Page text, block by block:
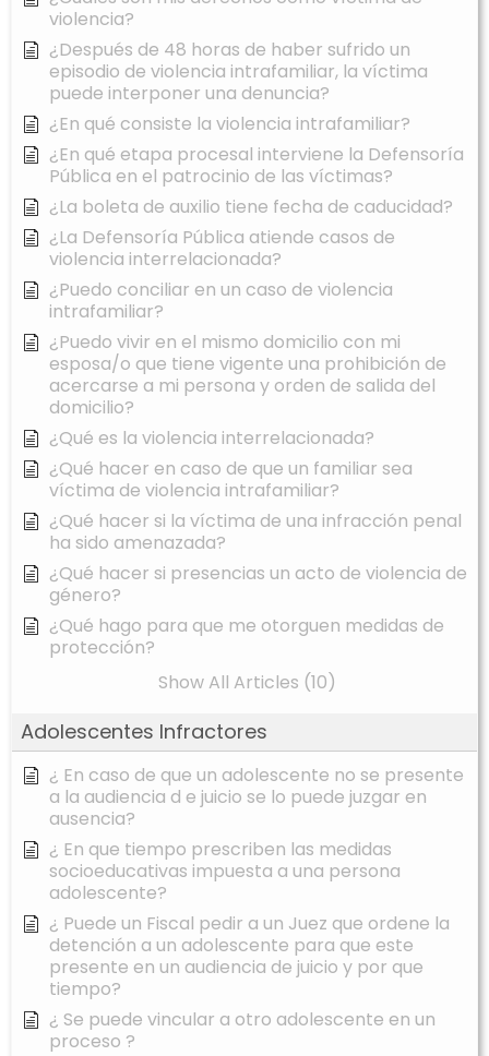
violencia?
¿Después de 48 horas de haber sufrido un
episodio de violencia intrafamiliar, la víctima
puede interponer una denuncia?
¿En qué consiste la violencia intrafamiliar?
¿En qué etapa procesal interviene la Defensoría
Pública en el patrocinio de las víctimas?
¿La boleta de auxilio tiene fecha de caducidad?
¿La Defensoría Pública atiende casos de
violencia interrelacionada?
¿Puedo conciliar en un caso de violencia
intrafamiliar?
¿Puedo vivir en el mismo domicilio con mi
esposa/o que tiene vigente una prohibición de
acercarse a mi persona y orden de salida del
domicilio?
¿Qué es la violencia interrelacionada?
¿Qué hacer en caso de que un familiar sea
víctima de violencia intrafamiliar?
¿Qué hacer si la víctima de una infracción penal
ha sido amenazada?
¿Qué hacer si presencias un acto de violencia de
género?
¿Qué hago para que me otorguen medidas de
protección?
Show All Articles (10)
Adolescentes Infractores
¿ En caso de que un adolescente no se presente
a la audiencia d e juicio se lo puede juzgar en
ausencia?
¿ En que tiempo prescriben las medidas
socioeducativas impuesta a una persona
adolescente?
¿ Puede un Fiscal pedir a un Juez que ordene la
detención a un adolescente para que este
presente en un audiencia de juicio y por que
tiempo?
¿ Se puede vincular a otro adolescente en un
proceso ?